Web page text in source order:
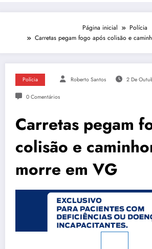
Página inicial
Polícia
Carretas pegam fogo após colisão e
Polícia Roberto Santos 2 De
0 Comentários
Carretas pegam
colisão e
morre em VG